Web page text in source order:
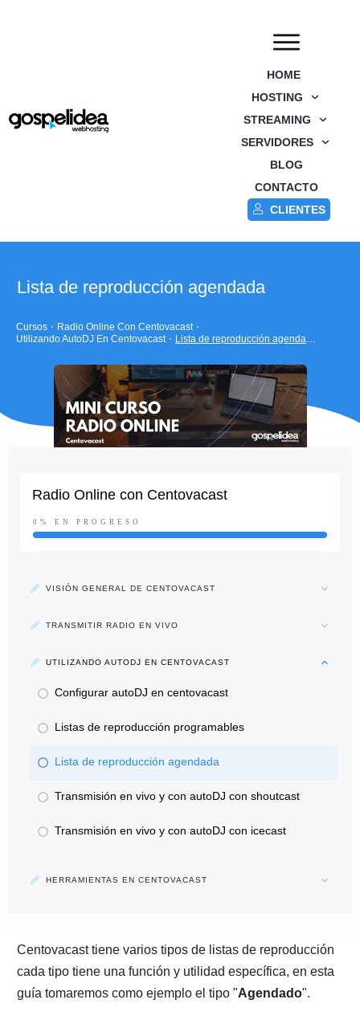
HOME
HOSTING
STREAMING
SERVIDORES
BLOG
CONTACTO
CLIENTES
Lista de reproducción agendada
Cursos
Radio Online Con Centovacast
Utilizando AutoDJ En Centovacast
Centovacast tiene varios tipos de listas de reproducción
cada tipo tiene una función y utilidad específica, en esta
guía tomaremos como ejemplo el tipo "Agendado".
Radio Online con Centovacast
0% EN PROGRESO
VISIÓN GENERAL DE CENTOVACAST
TRANSMITIR RADIO EN VIVO
UTILIZANDO AUTODJ EN CENTOVACAST
Configurar autoDJ en centovacast
Listas de reproducción programables
Lista de reproducción agendada
Transmisión en vivo y con autoDJ con shoutcast
Transmisión en vivo y con autoDJ con icecast
HERRAMIENTAS EN CENTOVACAST